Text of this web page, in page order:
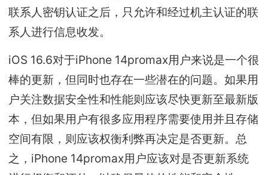
联系人密钥认证之后，只允许和经过机主认证的联
系人进行信息收发。
iOS 16.6对于iPhone 14promax用户来说是一个很
棒的更新，但同时也存在一些潜在的问题。如果用
户关注数据安全性和性能则应该尽快更新至最新版
本，但如果用户有很多应用程序需要使用并且存储
空间有限，则应该权衡利弊再决定是否更新。总
之，iPhone 14promax用户应该对是否更新系统